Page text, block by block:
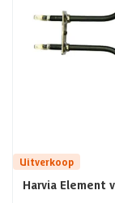
Uitverkoop
Harvia Element